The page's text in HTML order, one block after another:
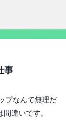
事
プなんて無理だ
違いです。